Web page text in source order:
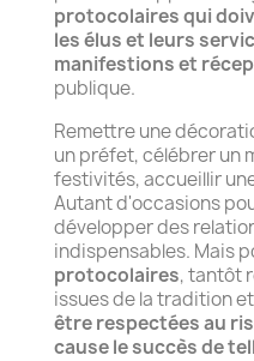
protocolaires qui
les élus et leurs
manifestions et
publique.
Remettre une
un préfet, célébrer un
festivités, accueillir
Autant d'occasions
développer des
indispensables. Mais
protocolaires, tantôt
issues de la tradition
être respectées au
cause le succès de